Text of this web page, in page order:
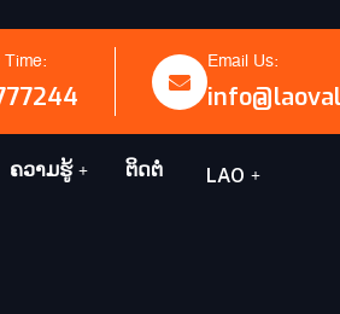
Email Us:
ຄວາມຮູ້ ຕິດຕໍ່ LAO